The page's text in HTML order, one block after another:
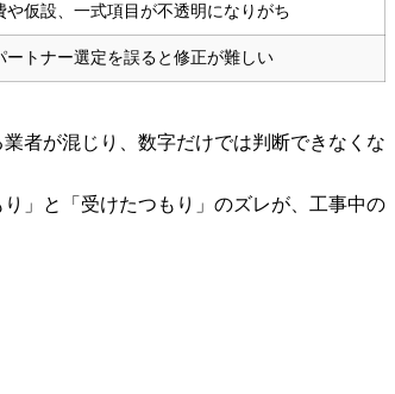
や仮設、一式項目が不透明になりがち
ートナー選定を誤ると修正が難しい
者が混じり、数字だけでは判断できなくな
」と「受けたつもり」のズレが、工事中の